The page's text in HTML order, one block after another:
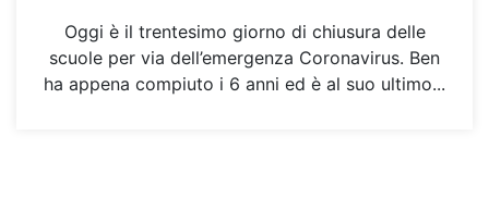
Oggi è il trentesimo giorno di chiusura delle
scuole per via dell’emergenza Coronavirus. Ben
ha appena compiuto i 6 anni ed è al suo ultimo...